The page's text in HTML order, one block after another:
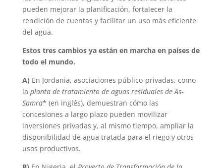
pueden mejorar la planificación, fortalecer la
rendición de cuentas y facilitar un uso más eficiente
del agua.
Estos tres cambios ya están en marcha en países de
todo el mundo.
A) En Jordania, asociaciones público-privadas, como
la planta de tratamiento de aguas residuales de As-
Samra* (en inglés), demuestran cómo las
concesiones a largo plazo pueden movilizar
inversiones privadas y, al mismo tiempo, ampliar la
disponibilidad de agua tratada para el riego y otros
usos productivos.